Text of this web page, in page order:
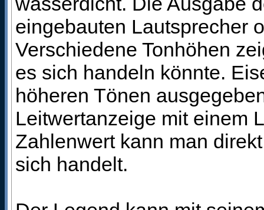
eingebauten Lautsprecher
Verschiedene Tonhöhen
es sich handeln könnte.
höheren Tönen
Leitwertanzeige mit einem
Zahlenwert kann man
sich handelt.